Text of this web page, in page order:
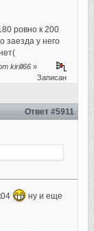
ровно к 200
заезда у него
kirill66 »
Записан
Ответ #5911
ну и еще